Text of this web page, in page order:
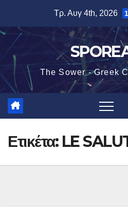
περιεχόμενο
Τρ. Αυγ 4th, 2026
The Sower - Greek
Ετικέτα: LE